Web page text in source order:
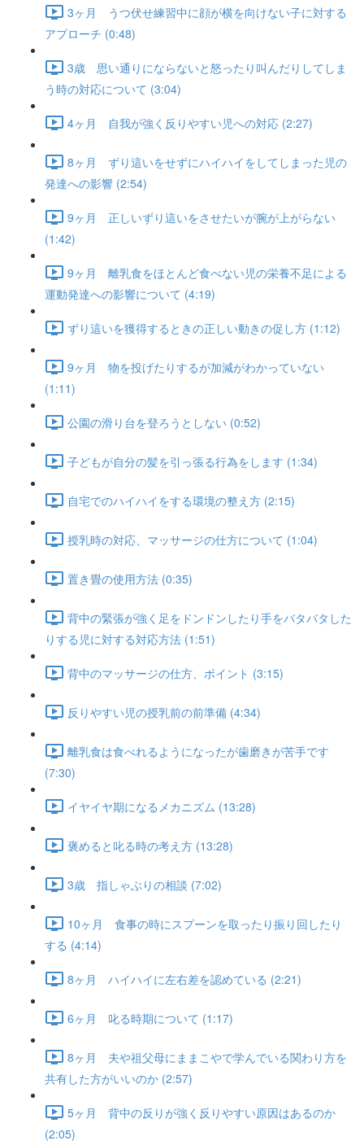
3ヶ月 うつ伏せ練習中に顔が横を向けない子に対する
アプローチ (0:48)
3歳 思い通りにならないと怒ったり叫んだりしてしま
う時の対応について (3:04)
4ヶ月 自我が強く反りやすい児への対応 (2:27)
8ヶ月 ずり這いをせずにハイハイをしてしまった児の
発達への影響 (2:54)
9ヶ月 正しいずり這いをさせたいが腕が上がらない
(1:42)
9ヶ月 離乳食をほとんど食べない児の栄養不足による
運動発達への影響について (4:19)
ずり這いを獲得するときの正しい動きの促し方 (1:12)
9ヶ月 物を投げたりするが加減がわかっていない
(1:11)
公園の滑り台を登ろうとしない (0:52)
子どもが自分の髪を引っ張る行為をします (1:34)
自宅でのハイハイをする環境の整え方 (2:15)
授乳時の対応、マッサージの仕方について (1:04)
置き畳の使用方法 (0:35)
背中の緊張が強く足をドンドンしたり手をバタバタした
りする児に対する対応方法 (1:51)
背中のマッサージの仕方、ポイント (3:15)
反りやすい児の授乳前の前準備 (4:34)
離乳食は食べれるようになったが歯磨きが苦手です
(7:30)
イヤイヤ期になるメカニズム (13:28)
褒めると叱る時の考え方 (13:28)
3歳 指しゃぶりの相談 (7:02)
10ヶ月 食事の時にスプーンを取ったり振り回したり
する (4:14)
8ヶ月 ハイハイに左右差を認めている (2:21)
6ヶ月 叱る時期について (1:17)
8ヶ月 夫や祖父母にままこやで学んでいる関わり方を
共有した方がいいのか (2:57)
5ヶ月 背中の反りが強く反りやすい原因はあるのか
(2:05)